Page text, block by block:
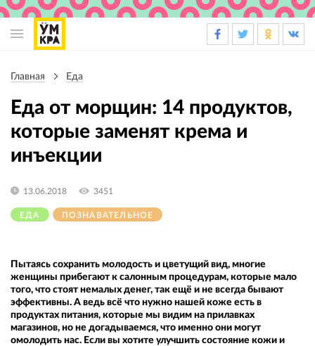
навигации
Главная Еда
Еда от морщин: 14 продуктов,
которые заменят крема и
инъекции
ЕДА ПОЗНАВАТЕЛЬНОЕ
13.06.2018 3451
Пытаясь сохранить молодость и цветущий вид, многие
женщины прибегают к салонным процедурам, которые мало
того, что стоят немалых денег, так ещё и не всегда бывают
эффективны. А ведь всё что нужно нашей коже есть в
продуктах питания, которые мы видим на прилавках
магазинов, но не догадываемся, что именно они могут
омолодить нас. Если вы хотите улучшить состояние кожи и